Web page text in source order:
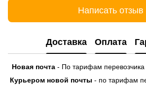
Написать отзыв
Доставка Оплата
Новая почта - По тарифам перевозчика
Курьером новой почты - по тарифам